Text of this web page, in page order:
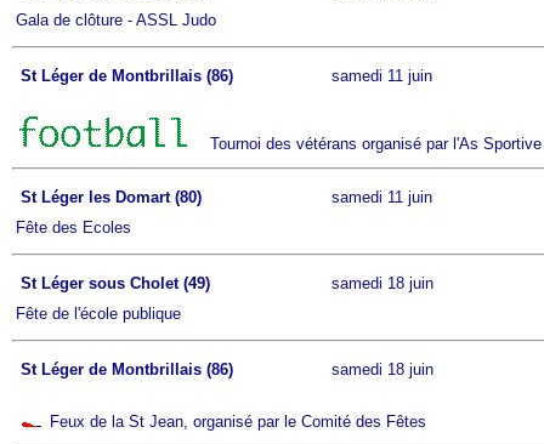
Gala de clôture - ASSL Judo
St Léger de Montbrillais (86) samedi 11 juin
Tournoi des vétérans organisé par l'As Sportive
St Léger les Domart (80)
samedi 11 juin
Fête des Ecoles
St Léger sous Cholet (49)
samedi 18 juin
Fête de l'école publique
St Léger de Montbrillais (86) samedi 18 juin
Feux de la St Jean, organisé par le Comité des Fêtes